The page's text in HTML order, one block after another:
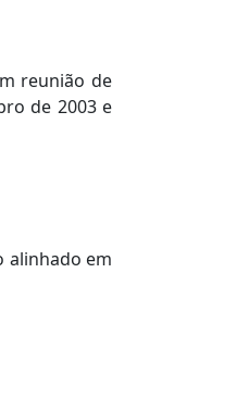
reunião de
de 2003 e
alinhado em